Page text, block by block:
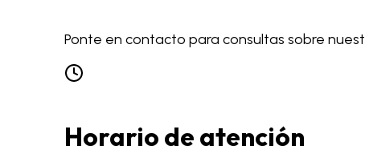
Ponte en contacto para consultas sobre
Horario de atención